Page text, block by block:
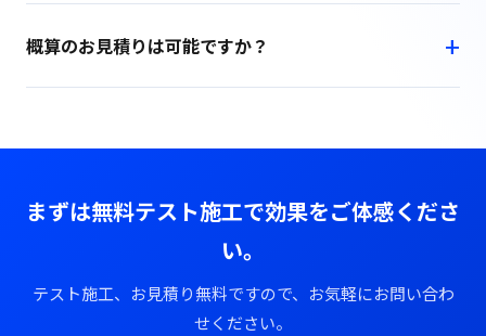
概算のお見積りは可能ですか？
まずは無料テスト施工で効果をご体感くださ
い。
テスト施工、お見積り無料ですので、お気軽にお問い合わ
せください。